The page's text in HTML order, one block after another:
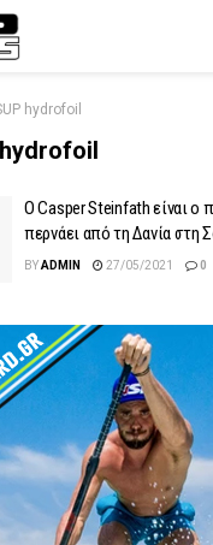
hydrofoil
Ο Casper Steinfath είναι
περνάει από τη Δανία στη
BYADMIN 27/05/2021 0